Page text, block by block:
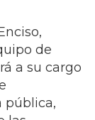
de
a su cargo
pública,